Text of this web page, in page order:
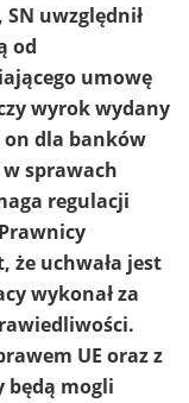
uwzględnił
od
umowę
wyrok wydany
dla banków
sprawach
regulacji
że uchwała jest
wykonał za
UE oraz z
będą mogli